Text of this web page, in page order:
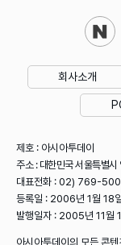
회사소개
제호 : 아시아투데이
주소 : 대한민국 서울특별
대표전화 : 02) 769-
등록일 : 2006년 1월 18
발행일자 : 2005년 11월
아시아투데이의 모든 콘